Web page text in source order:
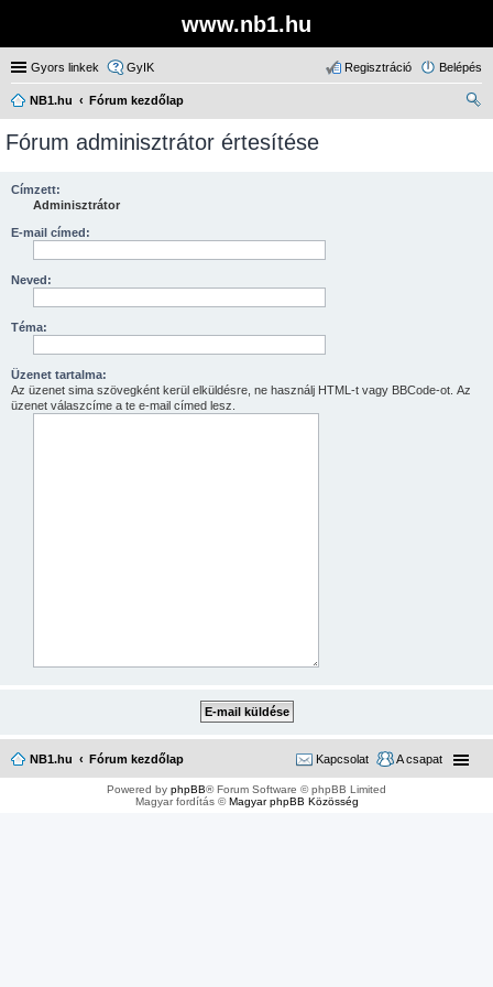
www.nb1.hu
Gyors linkek GyIK Belépés
Regisztráció
NB1.hu
Fórum kezdőlap
Fórum adminisztrátor értesítése
Címzett:
Adminisztrátor
E-mail címed:
Neved:
Téma:
Üzenet tartalma:
Az üzenet sima szövegként kerül elküldésre, ne használj HTML-t vagy BBCode-ot. Az
üzenet válaszcíme a te e-mail címed lesz.
NB1.hu Fórum kezdőlap A csapat
Kapcsolat
Powered by phpBB® Forum Software © phpBB Limited
Magyar fordítás ©Magyar phpBB Közösség